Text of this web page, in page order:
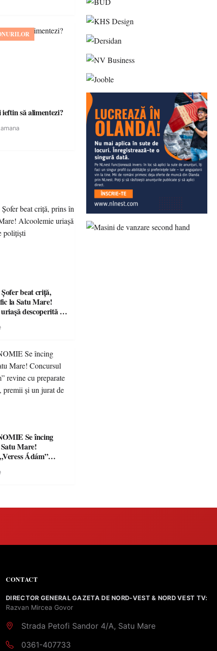
să alimentezi?
beat criță,
la Satu Mare!
descoperită de
Se încing
Mare!
Ádám”
premii și un jurat
CONTACT
DIRECTOR GENERAL GAZETA DE NORD-VEST & NORD VEST TV:
Razvan Mircea Govor
Strada Petofi Sandor 4/A, Satu Mare
0361-407733